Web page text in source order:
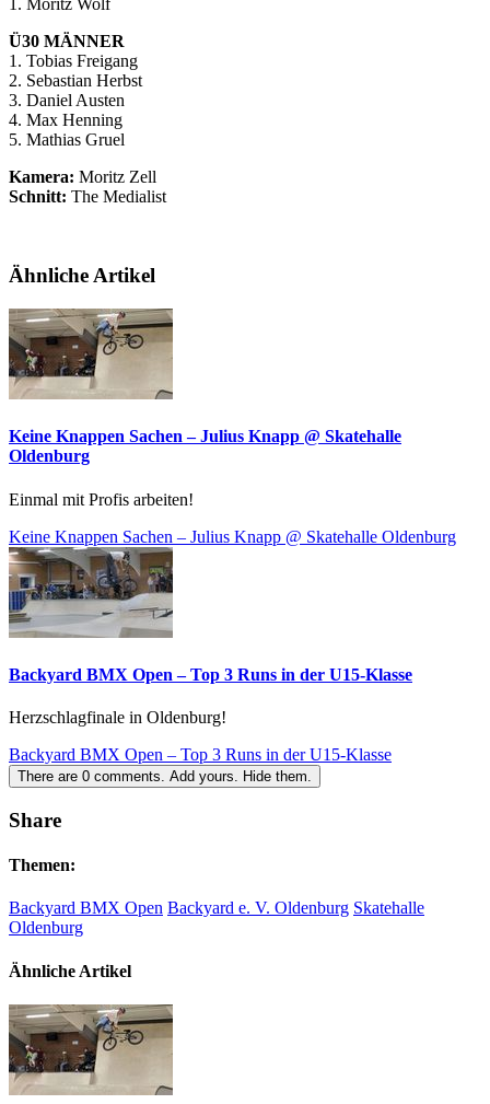
Ü30 MÄNNER
1. Tobias Freigang
2. Sebastian Herbst
3. Daniel Austen
4. Max Henning
5. Mathias Gruel
Kamera: Moritz Zell
Schnitt: The Medialist
Ähnliche Artikel
Keine Knappen Sachen – Julius Knapp @ Skatehalle
Oldenburg
Einmal mit Profis arbeiten!
Keine Knappen Sachen – Julius Knapp @ Skatehalle Oldenburg
Backyard BMX Open – Top 3 Runs in der U15-Klasse
Herzschlagfinale in Oldenburg!
Backyard BMX Open – Top 3 Runs in der U15-Klasse
There are 0 comments. Add yours. Hide them.
Share
Themen:
Backyard BMX Open Backyard e. V. Oldenburg Skatehalle
Oldenburg
Ähnliche Artikel